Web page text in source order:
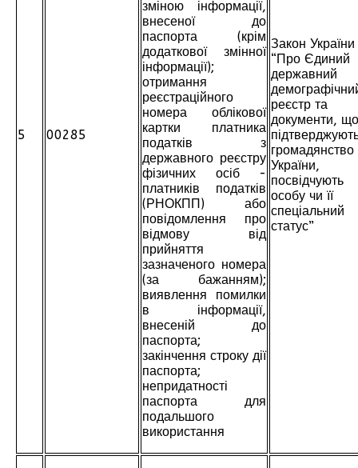
5 00285
зміною інформації,
внесеної до
паспорта (крім
додаткової змінної
інформації);
отримання
реєстраційного
номера облікової
картки платника
податків з
державного реєстру
фізичних осіб -
платників податків
(РНОКПП) або
повідомлення про
відмову від
прийняття
зазначеного номера
(за бажанням);
виявлення помилки
в інформації,
внесеній до
паспорта;
закінчення строку дії
паспорта;
непридатності
паспорта для
подальшого
використання
Закон України
“Про Єдиний
державний
реєстр та
документи, що
громадянство
України,
посвідчують
особу чи її
спеціальний
статус”